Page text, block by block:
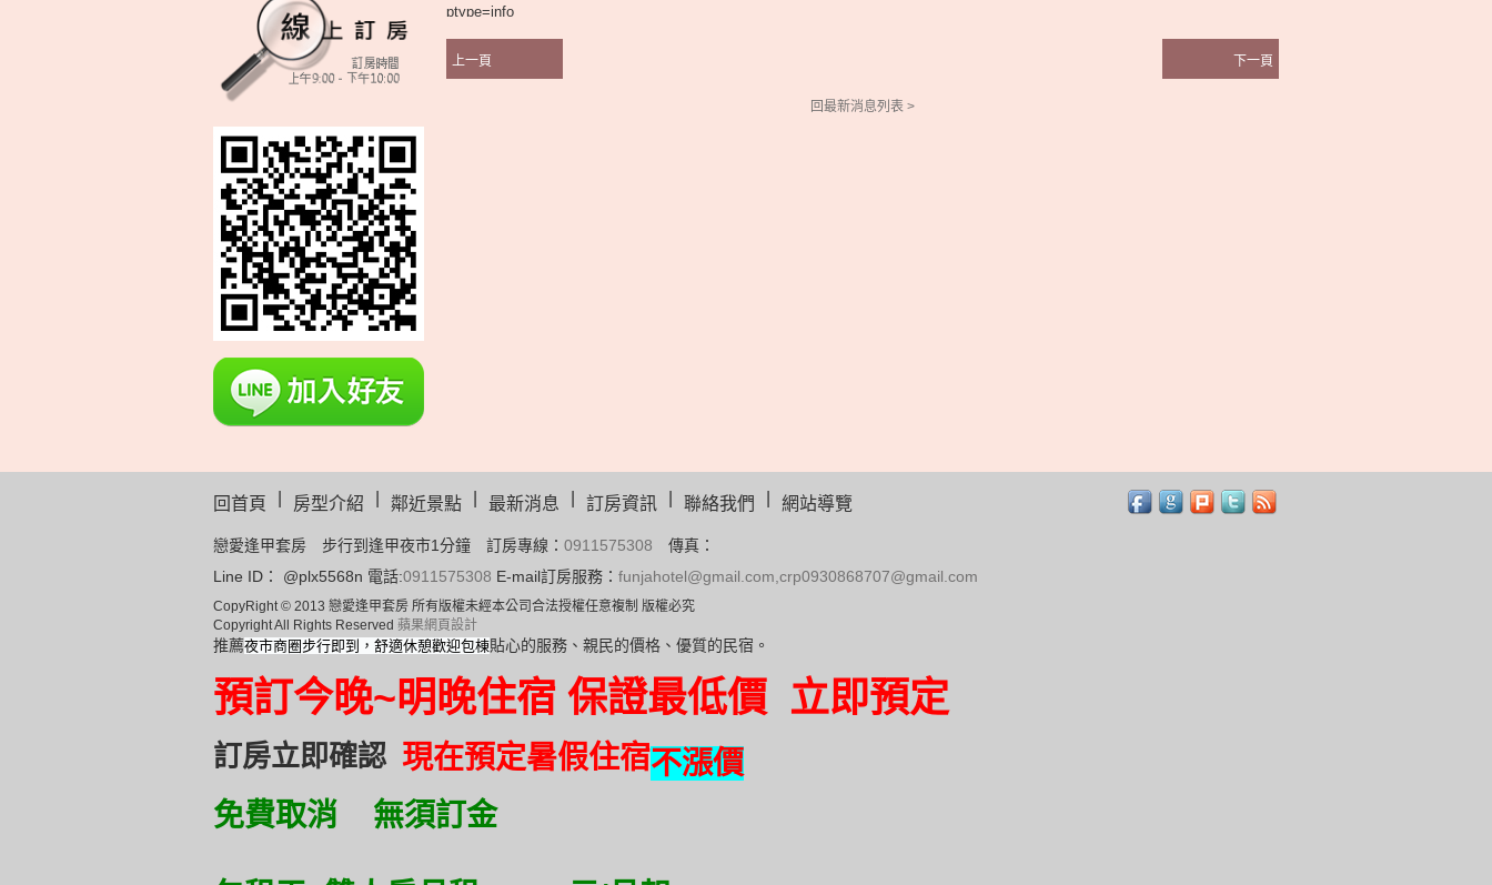
ptype=info
上一頁 下一頁
回最新消息列表 >
回首頁 房型介紹 鄰近景點 最新消息 訂房資訊 聯絡我們 網站導覽
戀愛逢甲套房 步行到逢甲夜市1分鐘 訂房專線： 0911575308 傳真：
Line ID： @plx5568n 電話:0911575308 E-mail訂房服務： funjahotel@gmail.com,crp0930868707@gmail.com
CopyRight © 2013 戀愛逢甲套房 所有版權未經本公司合法授權任意複制 版權必究
Copyright All Rights Reserved 蘋果網頁設計
推薦夜市商圈步行即到，舒適休憩歡迎包棟貼心的服務、親民的價格、優質的民宿。
預訂今晚~明晚住宿 保證最低價 立即預定
訂房立即確認 現在預定暑假住宿不漲價
免費取消 無須訂金